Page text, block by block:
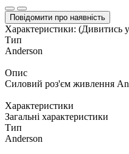
Повідомити про наявність
Характеристики: (Дивитись
Тип
Anderson
Опис
Силовий роз'єм живлення
Характеристики
Загальні характеристики
Тип
Anderson